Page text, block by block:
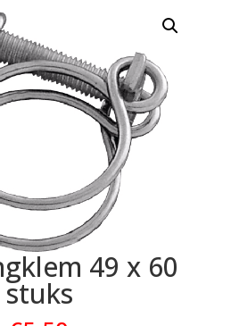
49 x 60